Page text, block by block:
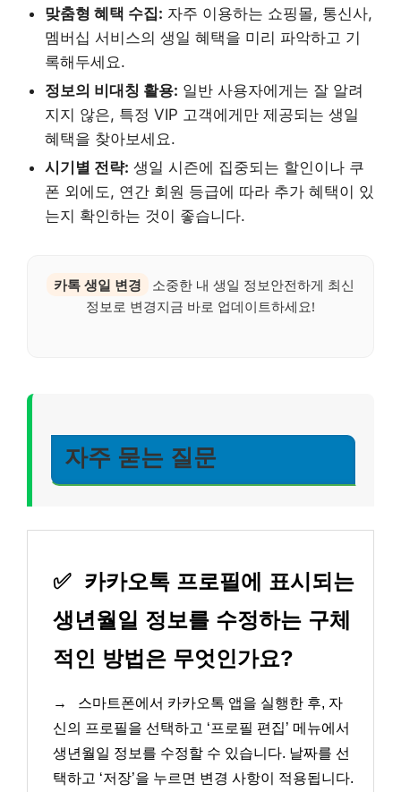
맞춤형 혜택 수집: 자주 이용하는 쇼핑몰, 통신사,
멤버십 서비스의 생일 혜택을 미리 파악하고 기
록해두세요.
정보의 비대칭 활용: 일반 사용자에게는 잘 알려
지지 않은, 특정 VIP 고객에게만 제공되는 생일
혜택을 찾아보세요.
시기별 전략: 생일 시즌에 집중되는 할인이나 쿠
폰 외에도, 연간 회원 등급에 따라 추가 혜택이 있
는지 확인하는 것이 좋습니다.
카톡 생일 변경
소중한 내 생일 정보안전하게 최신
정보로 변경지금 바로 업데이트하세요!
자주 묻는 질문
✅ 카카오톡 프로필에 표시되는
생년월일 정보를 수정하는 구체
적인 방법은 무엇인가요?
→
스마트폰에서 카카오톡 앱을 실행한 후, 자
신의 프로필을 선택하고 ‘프로필 편집’ 메뉴에서
생년월일 정보를 수정할 수 있습니다. 날짜를 선
택하고 ‘저장’을 누르면 변경 사항이 적용됩니다.